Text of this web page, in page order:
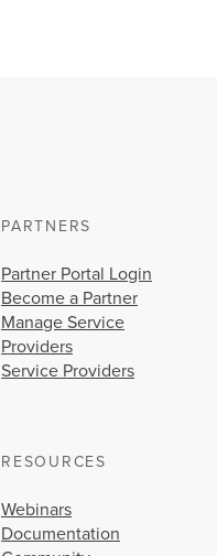
PARTNERS
Partner Portal Login
Become a Partner
Manage Service
Providers
Service Providers
RESOURCES
Webinars
Documentation